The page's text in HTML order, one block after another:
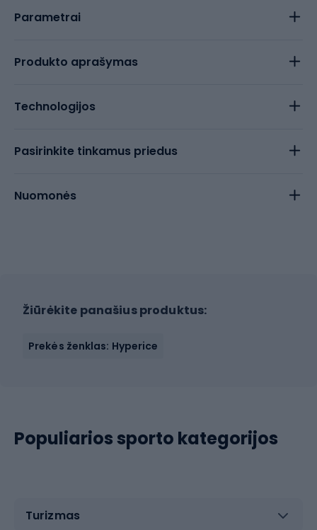
Parametrai
Produkto aprašymas
Technologijos
Pasirinkite tinkamus priedus
Nuomonės
Žiūrėkite panašius produktus:
Prekės ženklas: Hyperice
Populiarios sporto kategorijos
Turizmas